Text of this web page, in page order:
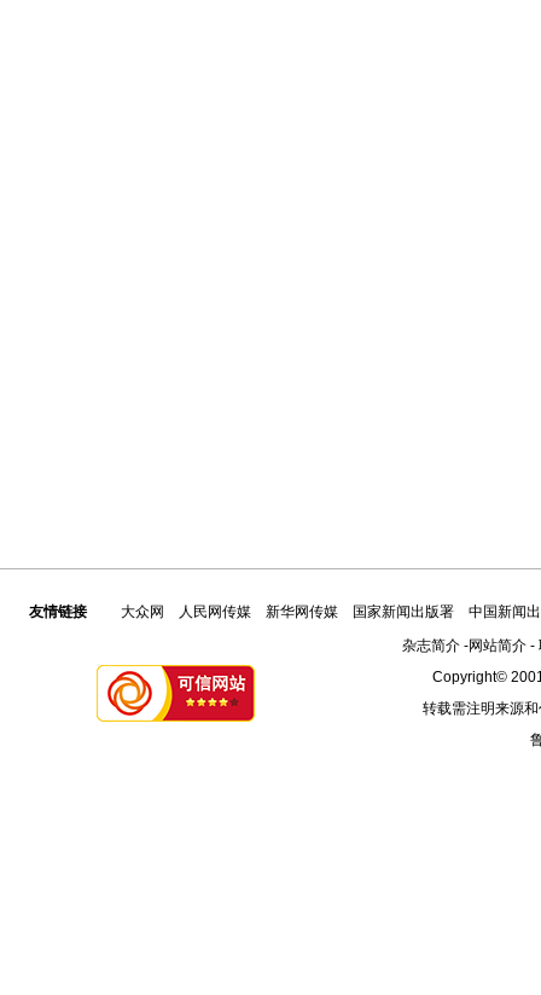
友情链接 大众网 人民网传媒 新华网传媒 国家新闻出版署
中国新闻
杂志简介-网站简介-
Copyright©
转载需注明来源